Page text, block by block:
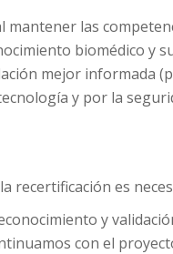
mantener las
biomédico y
mejor informada
y por la
recertificación es
y
con el